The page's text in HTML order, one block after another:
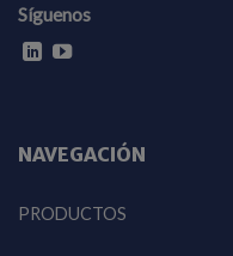
NAVEGACIÓN
PRODUCTOS
Síguenos